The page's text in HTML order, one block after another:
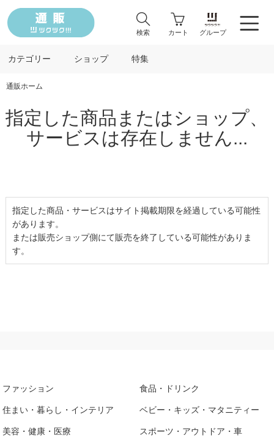
検索 カート グループ
カテゴリー ショップ 特集
通販ホーム
指定した商品またはショップ、
サービスは存在しません...
指定した商品・サービスはサイト掲載期限を経過している可能性
があります。
または販売ショップ側にて販売を終了している可能性がありま
す。
ファッション 食品・ドリンク
住まい・暮らし・インテリア ベビー・キッズ・マタニティー
美容・健康・医療 スポーツ・アウトドア・車